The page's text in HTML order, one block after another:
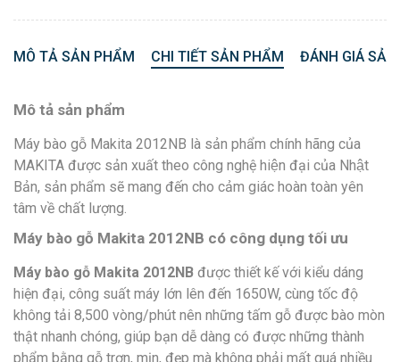
MÔ TẢ SẢN PHẨM CHI TIẾT SẢN PHẨM ĐÁNH GIÁ
Mô tả sản phẩm
Máy bào gỗ Makita 2012NB là sản phẩm chính hãng của
MAKITA được sản xuất theo công nghệ hiện đại của Nhật
Bản, sản phẩm sẽ mang đến cho cảm giác hoàn toàn yên
tâm về chất lượng.
Máy bào gỗ Makita 2012NB có công dụng tối ưu
Máy bào gỗ Makita 2012NB được thiết kế với kiểu dáng
hiện đại, công suất máy lớn lên đến 1650W, cùng tốc độ
không tải 8,500 vòng/phút nên những tấm gỗ được bào mòn
thật nhanh chóng, giúp bạn dễ dàng có được những thành
phẩm bằng gỗ trơn, mịn, đẹp mà không phải mất quá nhiều